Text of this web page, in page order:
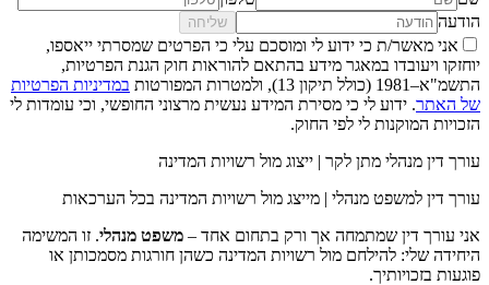
הודעה
שליחה
אני מאשר/ת כי ידוע לי ומוסכם עלי כי הפרטים שמסרתי ייאספו,
יוחזקו ויעובדו במאגר מידע בהתאם להוראות חוק הגנת הפרטיות,
התשמ"א–1981 (כולל תיקון 13), ולמטרות המפורטות
במדיניות הפרטיות
של האתר. ידוע לי כי מסירת המידע נעשית מרצוני החופשי, וכי עומדות לי
הזכויות המוקנות לי לפי החוק.
עורך דין מנהלי מתן לקר | ייצוג מול רשויות המדינה
עורך דין למשפט מנהלי | מייצג מול רשויות המדינה בכל הערכאות
אני עורך דין שמתמחה אך ורק בתחום אחד – משפט מנהלי. זו המשימה
היחידה שלי: להילחם מול רשויות המדינה כשהן חורגות מסמכותן או
פוגעות בזכויותיך.